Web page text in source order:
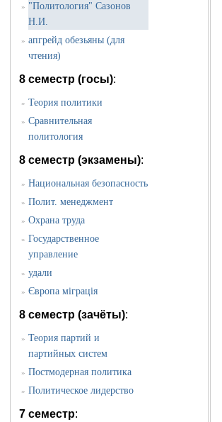
» "Политология" Сазонов
Н.И.
» апгрейд обезьяны (для
чтения)
8 семестр (госы):
» Теория политики
» Сравнительная
политология
8 семестр (экзамены):
» Национальная безопасность
» Полит. менеджмент
» Охрана труда
» Государственное
управление
» удали
» Європа міграція
8 семестр (зачёты):
» Теория партий и
партийных систем
» Постмодерная политика
» Политическое лидерство
7 семестр: